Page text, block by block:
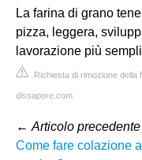
La farina di grano
pizza, leggera,
lavorazione più
Richiesta di rimozione della
dissapore.com
← Articolo precedente
Come fare colazione al